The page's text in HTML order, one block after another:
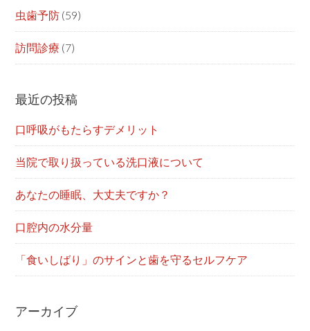
虫歯予防 (59)
訪問診療 (7)
最近の投稿
口呼吸がもたらすデメリット
当院で取り扱っている洗口液について
あなたの睡眠、大丈夫ですか？
口腔内の水分量
「食いしばり」のサインと歯を守るセルフケア
アーカイブ